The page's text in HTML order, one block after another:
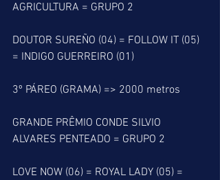
AGRICULTURA = GRUPO 2
DOUTOR SUREÑO (04) = FOLLOW IT (05)
= INDIGO GUERREIRO (01)
3º PÁREO (GRAMA) => 2000 metros
GRANDE PRÊMIO CONDE SILVIO
ALVARES PENTEADO = GRUPO 2
LOVE NOW (06) = ROYAL LADY (05) =